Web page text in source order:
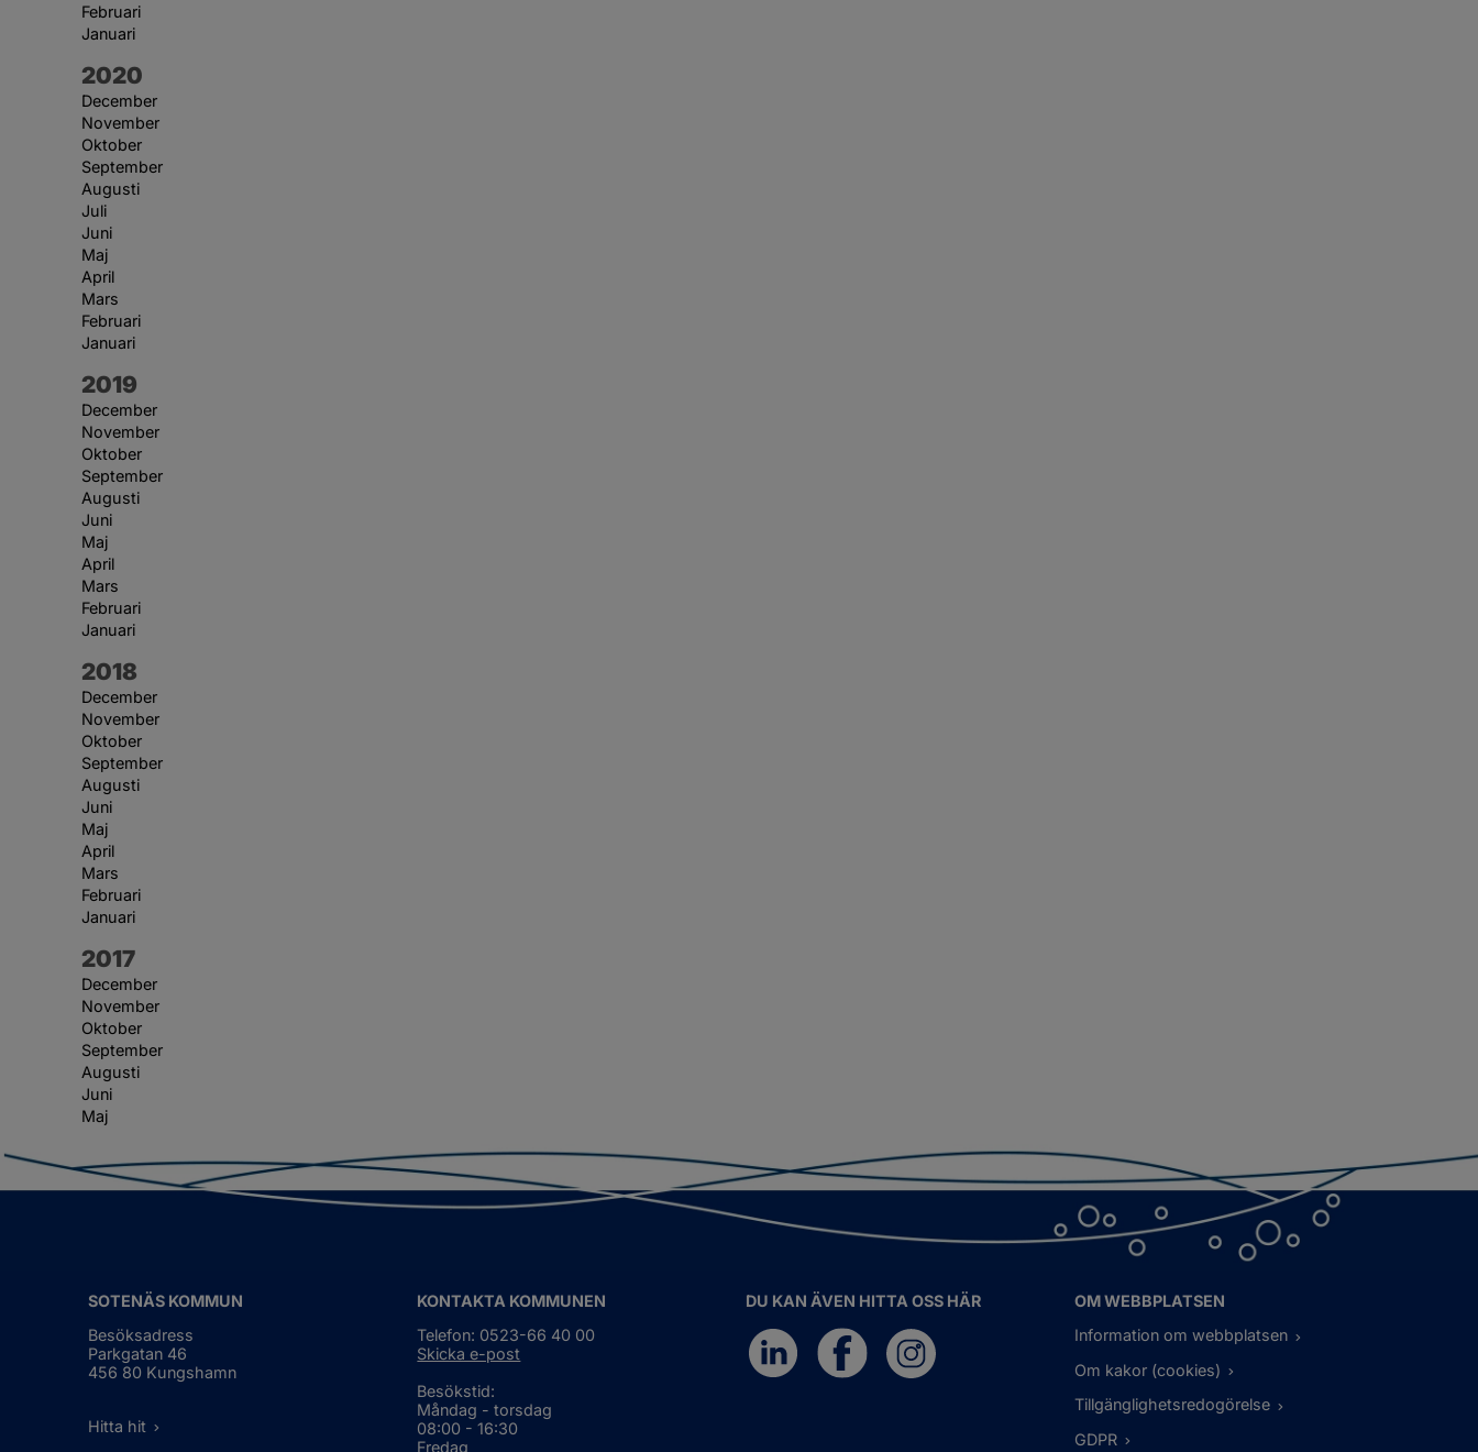
Februari
Januari
År:
2020
December
November
Oktober
September
Augusti
Juli
Juni
Maj
April
Mars
Februari
Januari
År:
2019
December
November
Oktober
September
Augusti
Juni
Maj
April
Mars
Februari
Januari
År:
2018
December
November
Oktober
September
Augusti
Juni
Maj
April
Mars
Februari
Januari
År:
2017
December
November
Oktober
September
Augusti
Juni
Maj
SOTENÄS KOMMUN
Besöksadress
Parkgatan 46
456 80 Kungshamn
Hitta hit
KONTAKTA KOMMUNEN
Telefon: 0523-66 40 00
Skicka e-post
Besökstid:
Måndag - torsdag
08:00 - 16:30
Fredag
DU KAN ÄVEN HITTA OSS HÄR
OM WEBBPLATSEN
Information om webbplatsen
Om kakor (cookies)
Tillgänglighetsredogörelse
GDPR